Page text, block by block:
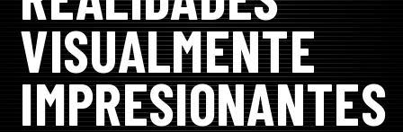
VISUALMENTE
IMPRESIONANTES